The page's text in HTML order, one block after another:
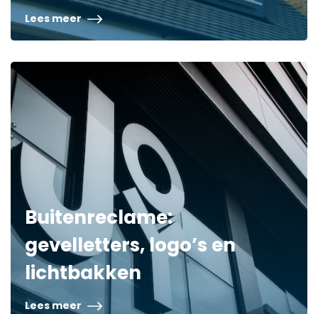
Lees meer
Buitenreclame:
gevelletters, logo’s en
lichtbakken
Lees meer